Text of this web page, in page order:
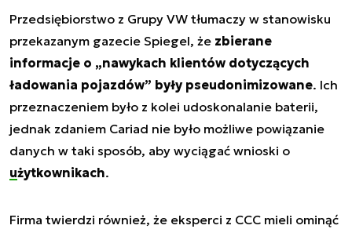
Przedsiębiorstwo z Grupy VW tłumaczy w stanowisku
przekazanym gazecie Spiegel, że zbierane
informacje o „nawykach klientów dotyczących
ładowania pojazdów” były pseudonimizowane. Ich
przeznaczeniem było z kolei udoskonalanie baterii,
jednak zdaniem Cariad nie było możliwe powiązanie
danych w taki sposób, aby wyciągać wnioski o
użytkownikach.
Firma twierdzi również, że eksperci z CCC mieli ominąć